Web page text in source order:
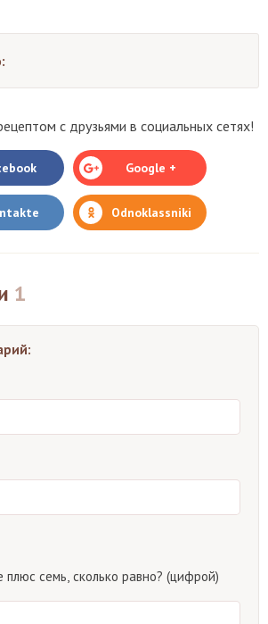
с друзьями в социальных сетях!
Google +
Odnoklassniki
1
семь, сколько равно? (цифрой)